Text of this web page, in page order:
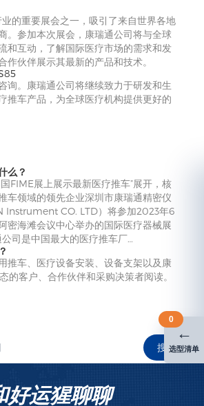
的重要展会之一，吸引了来自世界各地
。参加本次展会，康瑞通公司将与全球
和互动，了解国际医疗市场的需求和发
作伙伴展示其最新的产品和技术。
询。康瑞通公司将继续致力于研发和生
推车产品，为全球医疗机构提供更好的
么？
FIME展上展示最新医疗推车”展开，核
车领域的领先企业深圳市康瑞通精密仪
Instrument CO. LTD）将参加2023年6
密海滩会议中心举办的国际医疗器械展
司是中国最大的医疗推车厂…
推车、医疗设备安装、设备支架以及康
的客户、合作伙伴和采购决策者阅读。
搜索
好运猩聊聊
←
选型清单
0